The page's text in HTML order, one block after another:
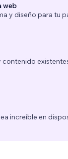
web
y diseño para tu
contenido
increíble en